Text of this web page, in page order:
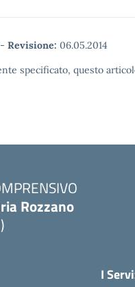
- Revisione: 06.05.2014
specificato, questo
Rozzano
I